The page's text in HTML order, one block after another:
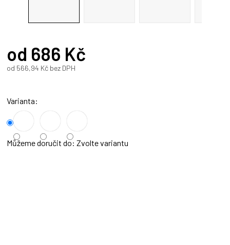
od 686 Kč
od 566,94 Kč bez DPH
Varianta
Můžeme doručit do: Zvolte variantu